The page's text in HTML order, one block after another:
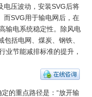
电压波动，安装SVG后将
而SVG用于输电网后，在
输电系统稳定性。除风电
括电网、煤炭、钢铁、
业节能减排标准的提升，
定的重点路径是：“放开输